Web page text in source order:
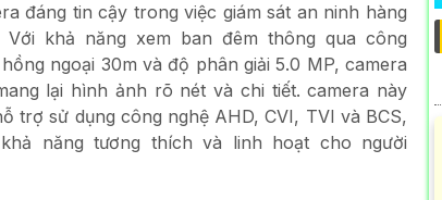
đáng tin cậy trong việc giám sát an ninh hàng
Với khả năng xem ban đêm thông qua công
ngoại 30m và độ phân giải 5.0 MP, camera
lại hình ảnh rõ nét và chi tiết. camera này
trợ sử dụng công nghệ AHD, CVI, TVI và BCS,
năng tương thích và linh hoạt cho người